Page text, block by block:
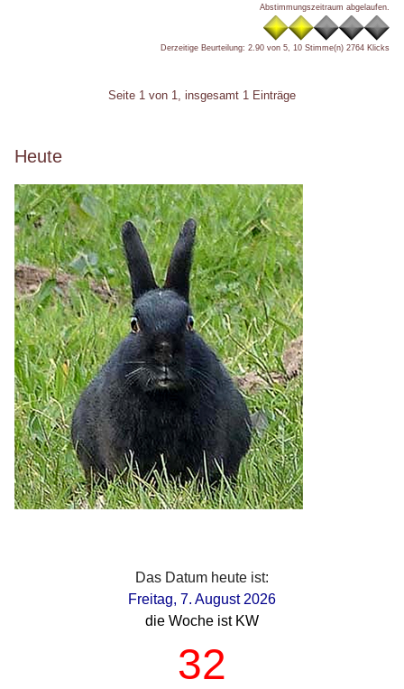
Abstimmungszeitraum abgelaufen.
Derzeitige Beurteilung: 2.90 von 5, 10 Stimme(n) 2764 Klicks
Seite 1 von 1, insgesamt 1 Einträge
Seitenleiste
Heute
Das Datum heute ist:
Freitag, 7. August 2026
die Woche ist KW
32